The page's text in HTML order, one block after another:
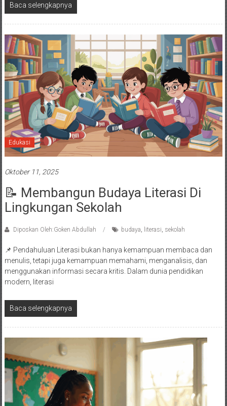
Baca selengkapnya
Edukasi
Oktober 11, 2025
📝 Membangun Budaya Literasi Di
Lingkungan Sekolah
Diposkan Oleh:Goken Abdullah budaya, literasi, sekolah
📌 Pendahuluan Literasi bukan hanya kemampuan membaca dan
menulis, tetapi juga kemampuan memahami, menganalisis, dan
menggunakan informasi secara kritis. Dalam dunia pendidikan
modern, literasi
Baca selengkapnya